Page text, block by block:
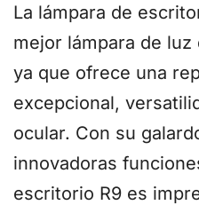
La lámpara de
mejor lámpara de
ya que ofrece una
excepcional,
ocular. Con su
innovadoras
escritorio R9 es